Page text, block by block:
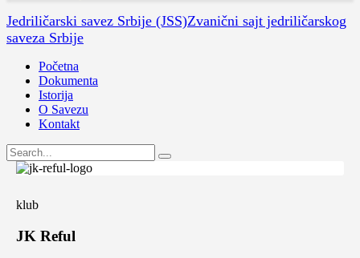
Jedriličarski savez Srbije (JSS)Zvanični sajt jedriličarskog
saveza Srbije
Početna
Dokumenta
Istorija
O Savezu
Kontakt
klub
JK Reful